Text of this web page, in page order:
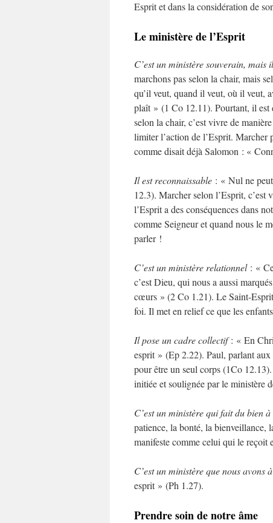
Esprit et dans la considération de
Le ministère de l’Esprit
C’est un ministère souverain,
marchons pas selon la chair, mais
qu’il veut, quand il veut, où il veut,
plaît » (1 Co 12.11). Pourtant, il est
selon la chair, c’est vivre de
limiter l’action de l’Esprit. Marcher
comme disait déjà Salomon : «
Il est reconnaissable : « Nul ne
12.3). Marcher selon l’Esprit,
l’Esprit a des conséquences dans
comme Seigneur et quand nous le
parler !
C’est un ministère relationnel: «
c’est Dieu, qui nous a aussi
cœurs » (2 Co 1.21). Le Saint-
foi. Il met en relief ce que les
Il pose un cadre collectif: « En
esprit » (Ep 2.22). Paul, parlant aux
pour être un seul corps (1Co
initiée et soulignée par le ministère
C’est un ministère qui fait du bien à
patience, la bonté, la
manifeste comme celui qui le reçoit
C’est un ministère que nous avons
esprit » (Ph 1.27).
Prendre soin de notre âme